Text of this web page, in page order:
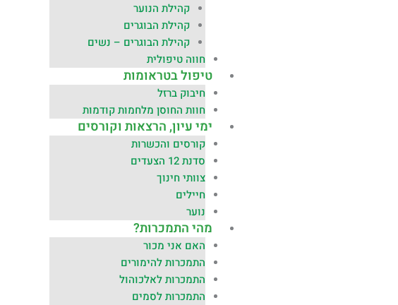
קהילת הנוער
קהילת הבוגרים
קהילת הבוגרים – נשים
חווה טיפולית
טיפול בטראומות
חיבוק ברזל
חוות החוסן מלחמות קודמות
ימי עיון, הרצאות וקורסים
קורסים והכשרות
סדנת 12 הצעדים
צוותי חינוך
חיילים
נוער
מהי התמכרות?
האם אני מכור
התמכרות להימורים
התמכרות לאלכוהול
התמכרות לסמים